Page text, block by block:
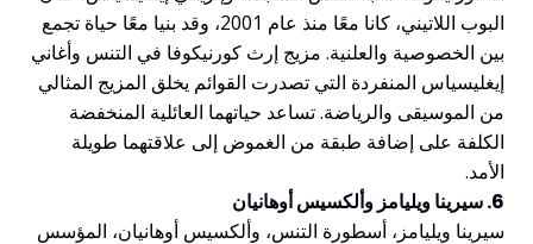
البوب اللاتيني، كانا معًا منذ عام 2001، وقد بنيا معًا حياة تجمع
بين الخصوصية والعلنية. مزيج إرث كورنيكوفا في التنس وأغاني
إيغليسياس المنفردة التي تصدرت القوائم يخلق المزيج المثالي
من الموسيقى والرياضة. تساعد حياتهما العائلية المنخفضة
الكلفة على إضافة طبقة من الغموض إلى علاقتهما طويلة
الأمد.
6. سيرينا ويليامز وألكسيس أوهانيان
سيرينا ويليامز، أسطورة التنس، وألكسيس أوهانيان، المؤسس